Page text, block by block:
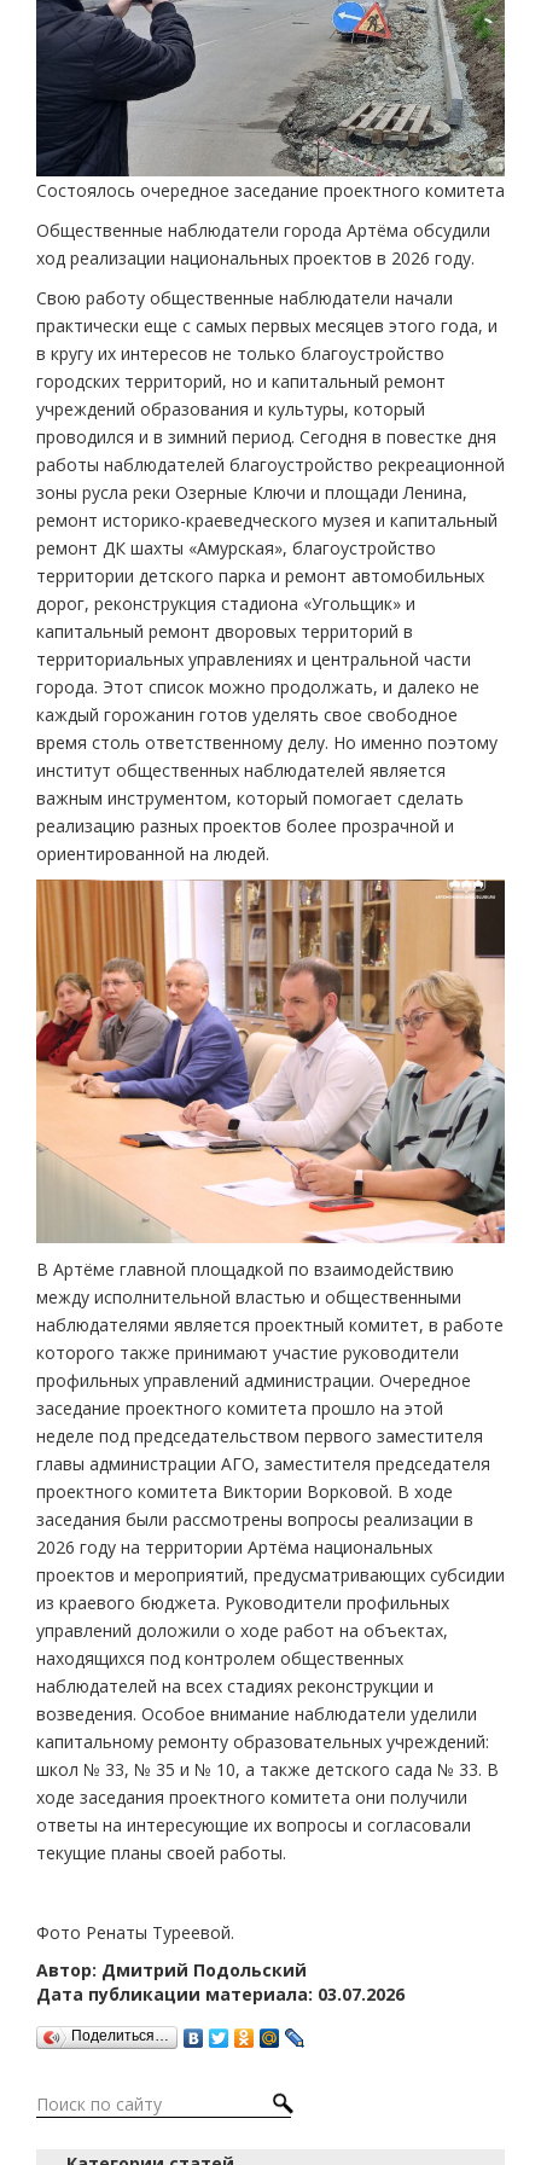
Состоялось очередное заседание проектного комитета
Общественные наблюдатели города Артёма обсудили
ход реализации национальных проектов в 2026 году.
Свою работу общественные наблюдатели начали
практически еще с самых первых месяцев этого года, и
в кругу их интересов не только благоустройство
городских территорий, но и капитальный ремонт
учреждений образования и культуры, который
проводился и в зимний период. Сегодня в повестке дня
работы наблюдателей благоустройство рекреационной
зоны русла реки Озерные Ключи и площади Ленина,
ремонт историко-краеведческого музея и капитальный
ремонт ДК шахты «Амурская», благоустройство
территории детского парка и ремонт автомобильных
дорог, реконструкция стадиона «Угольщик» и
капитальный ремонт дворовых территорий в
территориальных управлениях и центральной части
города. Этот список можно продолжать, и далеко не
каждый горожанин готов уделять свое свободное
время столь ответственному делу. Но именно поэтому
институт общественных наблюдателей является
важным инструментом, который помогает сделать
реализацию разных проектов более прозрачной и
ориентированной на людей.
В Артёме главной площадкой по взаимодействию
между исполнительной властью и общественными
наблюдателями является проектный комитет, в работе
которого также принимают участие руководители
профильных управлений администрации. Очередное
заседание проектного комитета прошло на этой
неделе под председательством первого заместителя
главы администрации АГО, заместителя председателя
проектного комитета Виктории Ворковой. В ходе
заседания были рассмотрены вопросы реализации в
2026 году на территории Артёма национальных
проектов и мероприятий, предусматривающих субсидии
из краевого бюджета. Руководители профильных
управлений доложили о ходе работ на объектах,
находящихся под контролем общественных
наблюдателей на всех стадиях реконструкции и
возведения. Особое внимание наблюдатели уделили
капитальному ремонту образовательных учреждений:
школ № 33, № 35 и № 10, а также детского сада № 33. В
ходе заседания проектного комитета они получили
ответы на интересующие их вопросы и согласовали
текущие планы своей работы.
Фото Ренаты Туреевой.
Автор: Дмитрий Подольский
Дата публикации материала: 03.07.2026
Поделиться…